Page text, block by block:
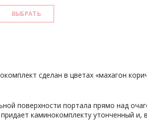
сделан в цветах «махагон
поверхности портала прямо над
каминокомплекту утонченный и,